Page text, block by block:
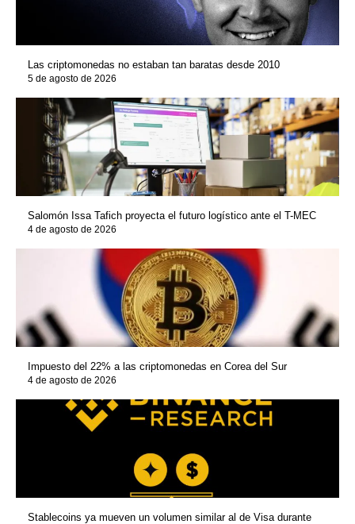
Las criptomonedas no estaban tan baratas desde 2010
5 de agosto de 2026
Salomón Issa Tafich proyecta el futuro logístico ante el T-MEC
4 de agosto de 2026
Impuesto del 22% a las criptomonedas en Corea del Sur
4 de agosto de 2026
Stablecoins ya mueven un volumen similar al de Visa durante